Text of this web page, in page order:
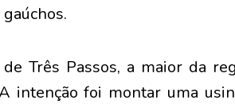
Três Passos, a maior da
intenção foi montar uma